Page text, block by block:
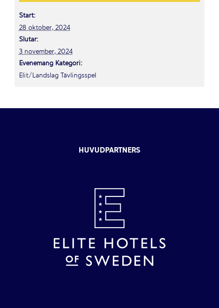
Start:
28 oktober, 2024
Slutar:
3 november, 2024
Evenemang Kategori:
Elit/Landslag Tävlingsspel
HUVUDPARTNERS